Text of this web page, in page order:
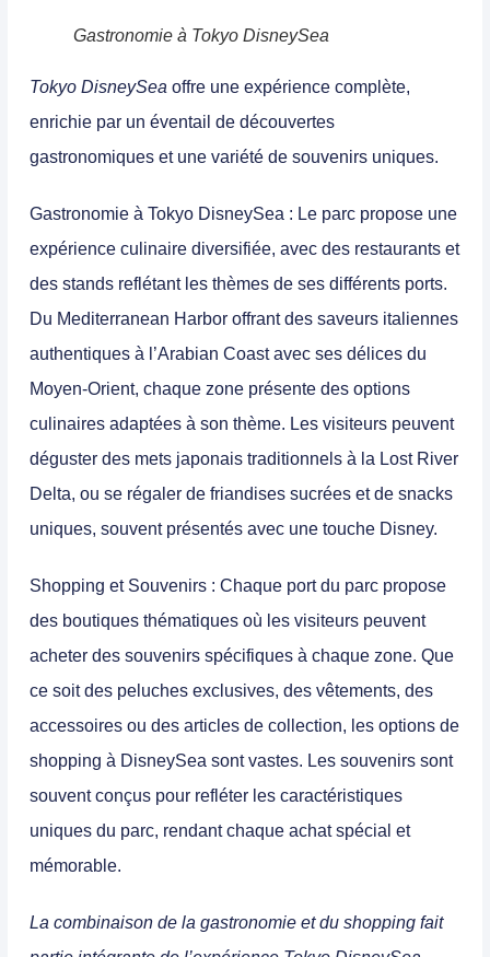
Gastronomie à Tokyo DisneySea
Tokyo DisneySea offre une expérience complète,
enrichie par un éventail de découvertes
gastronomiques et une variété de souvenirs uniques.
Gastronomie à Tokyo DisneySea : Le parc propose une
expérience culinaire diversifiée, avec des restaurants et
des stands reflétant les thèmes de ses différents ports.
Du Mediterranean Harbor offrant des saveurs italiennes
authentiques à l’Arabian Coast avec ses délices du
Moyen-Orient, chaque zone présente des options
culinaires adaptées à son thème. Les visiteurs peuvent
déguster des mets japonais traditionnels à la Lost River
Delta, ou se régaler de friandises sucrées et de snacks
uniques, souvent présentés avec une touche Disney.
Shopping et Souvenirs : Chaque port du parc propose
des boutiques thématiques où les visiteurs peuvent
acheter des souvenirs spécifiques à chaque zone. Que
ce soit des peluches exclusives, des vêtements, des
accessoires ou des articles de collection, les options de
shopping à DisneySea sont vastes. Les souvenirs sont
souvent conçus pour refléter les caractéristiques
uniques du parc, rendant chaque achat spécial et
mémorable.
La combinaison de la gastronomie et du shopping fait